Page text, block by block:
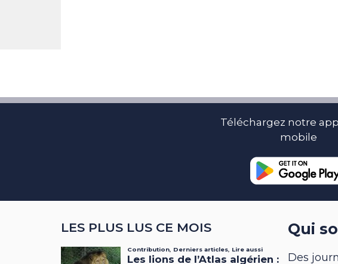
Téléchargez notre
mobile
LES PLUS LUS CE MOIS Qui
Des